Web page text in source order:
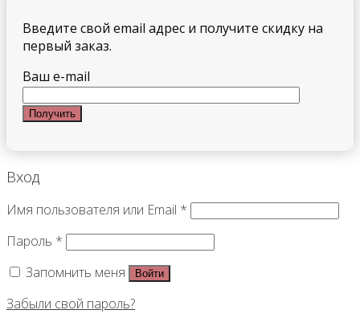
Введите свой email адрес и получите скидку на
первый заказ.
Ваш e-mail
Вход
Имя пользователя или Email *
Пароль *
Запомнить меня
Войти
Забыли свой пароль?